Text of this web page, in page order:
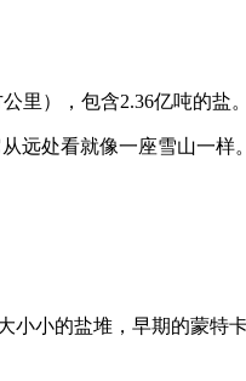
里），包含2.36亿吨的盐。
远处看就像一座雪山一样。
小的盐堆，早期的蒙特